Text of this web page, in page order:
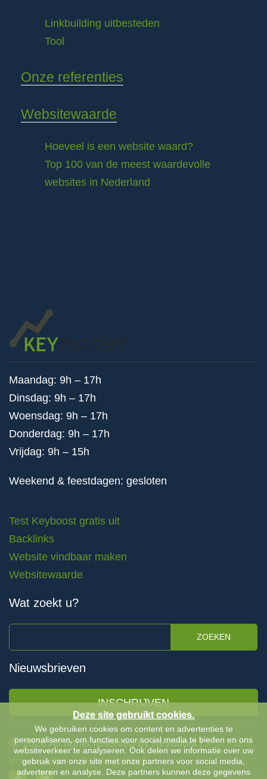
Linkbuilding uitbesteden
Tool
Onze referenties
Websitewaarde
Hoeveel is een website waard?
Top 100 van de meest waardevolle
websites in Nederland
Maandag: 9h – 17h
Dinsdag: 9h – 17h
Woensdag: 9h – 17h
Donderdag: 9h – 17h
Vrijdag: 9h – 15h
Weekend & feestdagen: gesloten
Test Keyboost gratis uit
Backlinks
Website vindbaar maken
Websitewaarde
Wat zoekt u?
ZOEKEN
Nieuwsbrieven
INSCHRIJVEN
Ⓒ 2026 All rights reserved by Keyboost |Algemene
Voorwaarden-Privacybeleid
Deze site gebruikt cookies.
We gebruiken cookies om content en advertenties te
personaliseren, om functies voor social media te bieden en ons
websiteverkeer te analyseren. Ook delen we informatie over uw
gebruik van onze site met onze partners voor social media,
adverteren en analyse. Deze partners kunnen deze gegevens